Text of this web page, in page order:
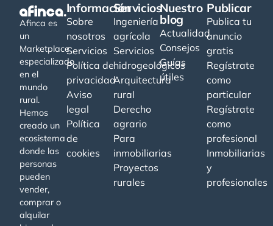
Afinca es
un
Marketplace
especializado
en el
mundo
rural.
Hemos
creado un
ecosistema
donde las
personas
pueden
vender,
comprar o
alquilar
Información
Sobre
nosotros
Servicios
Política de
privacidad
Aviso
legal
Política
de
cookies
Servicios
Ingeniería
agrícola
Servicios
hidrogeológicos
Arquitectura
rural
Derecho
agrario
Para
inmobiliarias
Proyectos
rurales
Nuestro
blog
Actualidad
Consejos
Guías
útiles
Publicar
Publica tu
anuncio
gratis
Regístrate
como
particular
Regístrate
como
profesional
Inmobiliarias
y
profesionales